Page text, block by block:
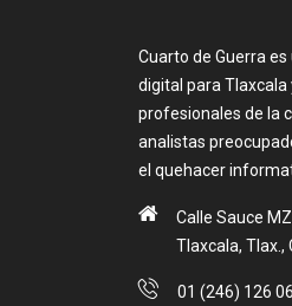
Cuarto de Guerra
digital para
profesionales de la
analistas
el quehacer
Calle Sauce
Tlaxcala, Tlax.,
01 (246) 126